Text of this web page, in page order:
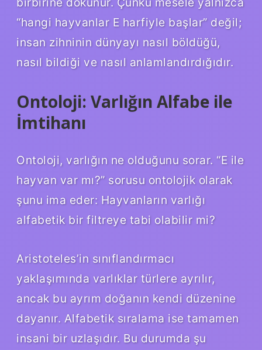
“hangi hayvanlar E harfiyle başlar” değil;
insan zihninin dünyayı nasıl böldüğü,
nasıl bildiği ve nasıl anlamlandırdığıdır.
Ontoloji: Varlığın Alfabe ile
İmtihanı
Ontoloji, varlığın ne olduğunu sorar. “E ile
hayvan var mı?” sorusu ontolojik olarak
şunu ima eder: Hayvanların varlığı
alfabetik bir filtreye tabi olabilir mi?
Aristoteles’in sınıflandırmacı
yaklaşımında varlıklar türlere ayrılır,
ancak bu ayrım doğanın kendi düzenine
dayanır. Alfabetik sıralama ise tamamen
insani bir uzlaşıdır. Bu durumda şu